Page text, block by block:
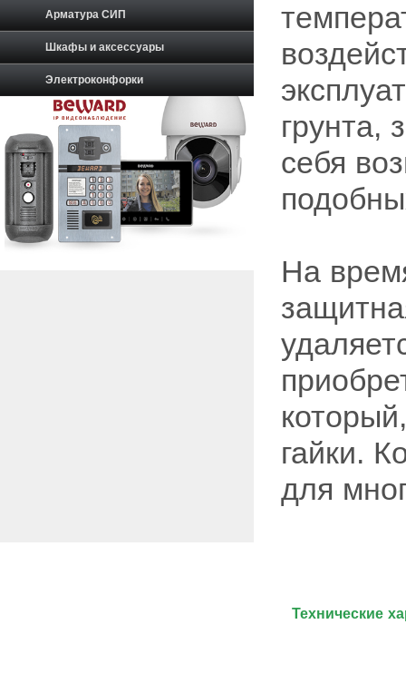
грунта,
себя
На
гайки.
для
Технические
Арматура СИП
Шкафы и аксессуары
Электроконфорки